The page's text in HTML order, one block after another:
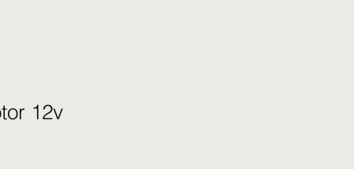
12v